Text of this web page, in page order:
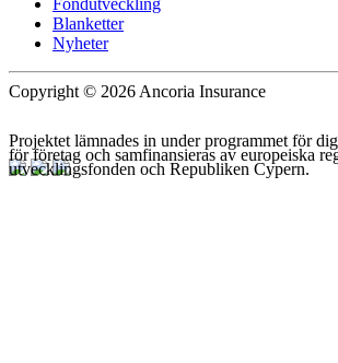
Fondutveckling
Blanketter
Nyheter
Copyright © 2026 Ancoria Insurance
Projektet lämnades in under programmet för
för företag och samfinansieras av europeiska
utvecklingsfonden och Republiken Cypern.